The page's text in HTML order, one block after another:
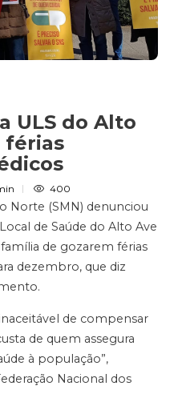
ULS do Alto
férias
400
Norte (SMN) denunciou
de Saúde do Alto Ave
de gozarem férias
dezembro, que diz
de compensar
de quem assegura
à população”,
Nacional dos